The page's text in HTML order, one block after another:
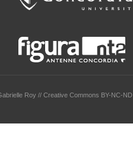
Roy // Creative Commons BY-NC-ND